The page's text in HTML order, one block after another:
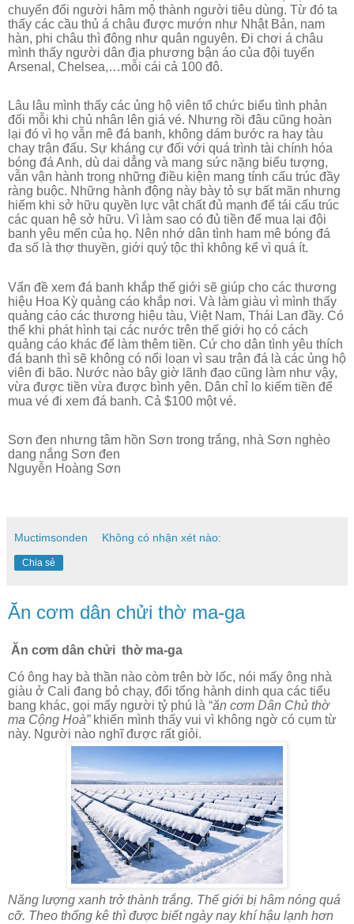
chuyển đổi người hâm mộ thành người tiêu dùng. Từ đó ta
thấy các cầu thủ á châu được mướn như Nhật Bản, nam
hàn, phi châu thì đông như quân nguyên. Đi chơi á châu
mình thấy người dân địa phương bận áo của đội tuyển
Arsenal, Chelsea,…mỗi cái cả 100 đô.
Lâu lâu mình thấy các ủng hộ viên tổ chức biểu tình phản
đối mỗi khi chủ nhân lên giá vé. Nhưng rồi đâu cũng hoàn
lại đó vì họ vẫn mê đá banh, không dám bước ra hay tàu
chay trận đấu. Sự kháng cự đối với quá trình tài chính hóa
bóng đá Anh, dù dai dẳng và mang sức nặng biểu tượng,
vẫn vận hành trong những điều kiện mang tính cấu trúc đầy
ràng buộc. Những hành động này bày tỏ sự bất mãn nhưng
hiếm khi sở hữu quyền lực vật chất đủ mạnh để tái cấu trúc
các quan hệ sở hữu. Vì làm sao có đủ tiền để mua lại đội
banh yêu mến của họ. Nên nhớ dân tình ham mê bóng đá
đa số là thợ thuyền, giới quý tộc thì không kể vì quá ít.
Vấn đề xem đá banh khắp thế giới sẽ giúp cho các thương
hiệu Hoa Kỳ quảng cáo khắp nơi. Và làm giàu vì mình thấy
quảng cáo các thương hiệu tàu, Việt Nam, Thái Lan đầy. Có
thể khi phát hình tại các nước trên thế giới họ có cách
quảng cáo khác để làm thêm tiền. Cứ cho dân tình yêu thích
đá banh thì sẽ không có nổi loạn vì sau trận đá là các ủng hộ
viên đi bão. Nước nào bây giờ lãnh đạo cũng làm như vậy,
vừa được tiền vừa được bình yên. Dân chỉ lo kiếm tiền để
mua vé đi xem đá banh. Cả $100 một vé.
Sơn đen nhưng tâm hồn Sơn trong trắng, nhà Sơn nghèo
dang nắng Sơn đen
Nguyễn Hoàng Sơn
Muctimsonden Không có nhận xét nào:
Chia sẻ
Ăn cơm dân chửi thờ ma-ga
Ăn cơm dân chửi thờ ma-ga
Có ông hay bà thần nào còm trên bờ lốc, nói mấy ông nhà
giàu ở Cali đang bỏ chạy, đổi tổng hành dinh qua các tiểu
bang khác, gọi mấy người tỷ phú là “ăn cơm Dân Chủ thờ
ma Cộng Hoà”khiến mình thấy vui vì không ngờ có cụm từ
này. Người nào nghĩ được rất giỏi.
Năng lượng xanh trở thành trắng. Thế giới bị hâm nóng quá
cỡ. Theo thống kê thì được biết ngày nay khí hậu lạnh hơn